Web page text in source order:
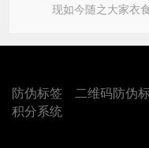
防伪标签 二维码防伪
积分系统